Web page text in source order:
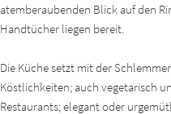
atemberaubenden Blick auf den
Handtücher liegen bereit.
Die Küche setzt mit der
Köstlichkeiten; auch vegetarisch
Restaurants; elegant oder